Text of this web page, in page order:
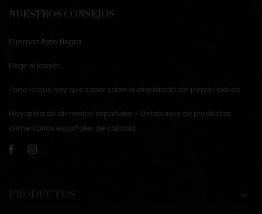
NUESTROS CONSEJOS
El jamon Pata Negra
Elegir el jamón
Todo lo que hay que saber sobre el etiquetado del jamón ibérico
Mayorista de alimentos españoles - Distribuidor de productos
alimentarios españoles de calidad